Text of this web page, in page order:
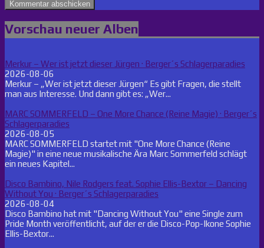
Vorschau neuer Alben
Merkur – Wer ist jetzt dieser Jürgen · Berger´s Schlagerparadies
2026-08-06
Merkur – „Wer ist jetzt dieser Jürgen“ Es gibt Fragen, die stellt
man aus Interesse. Und dann gibt es: „Wer...
MARC SOMMERFELD – One More Chance (Reine Magie) · Berger´s
Schlagerparadies
2026-08-05
MARC SOMMERFELD startet mit "One More Chance (Reine
Magie)" in eine neue musikalische Ära Marc Sommerfeld schlägt
ein neues Kapitel...
Disco Bambino, Nile Rodgers feat. Sophie Ellis-Bextor – Dancing
Without You · Berger´s Schlagerparadies
2026-08-04
Disco Bambino hat mit "Dancing Without You" eine Single zum
Pride Month veröffentlicht, auf der er die Disco-Pop-Ikone Sophie
Ellis-Bextor...